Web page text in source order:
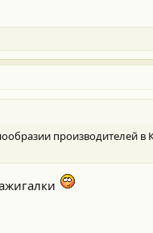
производителей в